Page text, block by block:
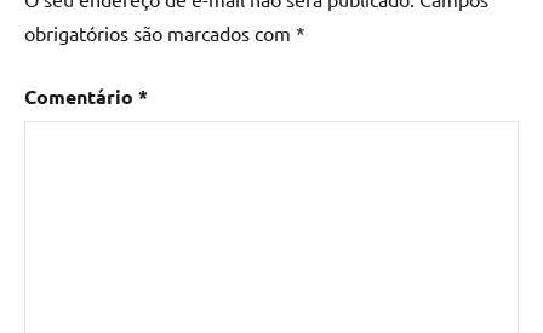
madeira,
Mesa
madeira
com
obrigatórios são marcados com *
Comentário *